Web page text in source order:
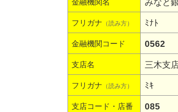
金融機関名 みなと
フリガナ （読み方） ﾐﾅﾄ
金融機関コード 0562
支店名 三木支
フリガナ （読み方） ﾐｷ
支店コード・店番 085